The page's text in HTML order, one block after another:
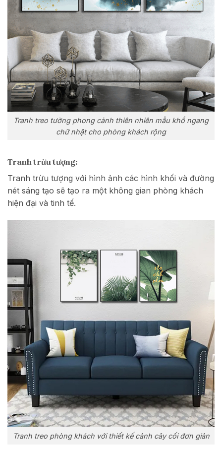
Tranh treo tường phong cảnh thiên nhiên mẫu khổ ngang
chữ nhật cho phòng khách rộng
Tranh trừu tượng:
Tranh trừu tượng với hình ảnh các hình khối và đường
nét sáng tạo sẽ tạo ra một không gian phòng khách
hiện đại và tinh tế.
Tranh treo phòng khách với thiết kế cảnh cây cối đơn giản